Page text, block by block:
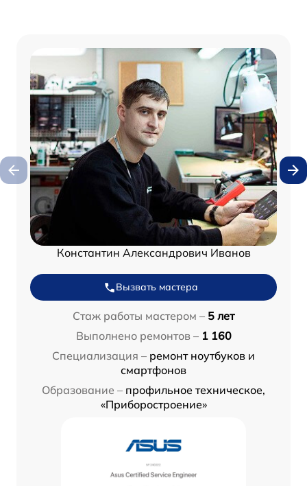
Константин Александрович Иванов
Вызвать мастера
Стаж работы мастером – 5 лет
Выполнено ремонтов – 1 160
Специализация – ремонт ноутбуков и
смартфонов
Образование – профильное техническое,
«Приборостроение»